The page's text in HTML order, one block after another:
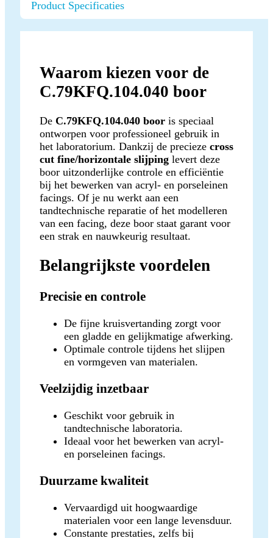
Product Specificaties
Waarom kiezen voor de
C.79KFQ.104.040 boor
De C.79KFQ.104.040 boor is speciaal
ontworpen voor professioneel gebruik in
het laboratorium. Dankzij de precieze cross
cut fine/horizontale slijping levert deze
boor uitzonderlijke controle en efficiëntie
bij het bewerken van acryl- en porseleinen
facings. Of je nu werkt aan een
tandtechnische reparatie of het modelleren
van een facing, deze boor staat garant voor
een strak en nauwkeurig resultaat.
Belangrijkste voordelen
Precisie en controle
De fijne kruisvertanding zorgt voor
een gladde en gelijkmatige afwerking.
Optimale controle tijdens het slijpen
en vormgeven van materialen.
Veelzijdig inzetbaar
Geschikt voor gebruik in
tandtechnische laboratoria.
Ideaal voor het bewerken van acryl-
en porseleinen facings.
Duurzame kwaliteit
Vervaardigd uit hoogwaardige
materialen voor een lange levensduur.
Constante prestaties, zelfs bij